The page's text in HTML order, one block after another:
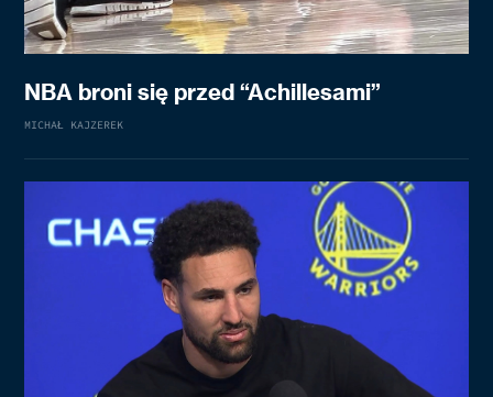
NBA broni się przed “Achillesami”
MICHAŁ KAJZEREK